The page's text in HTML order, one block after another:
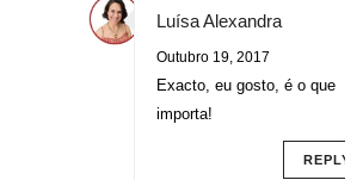
Luísa Alexandra
Outubro 19, 2017
Exacto, eu gosto, é o que
importa!
REPLY